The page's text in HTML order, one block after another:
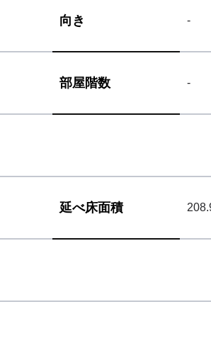
向き -
部屋階数 -
延べ床面積